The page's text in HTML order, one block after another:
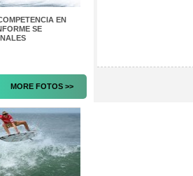
EN
SE
MORE FOTOS >>